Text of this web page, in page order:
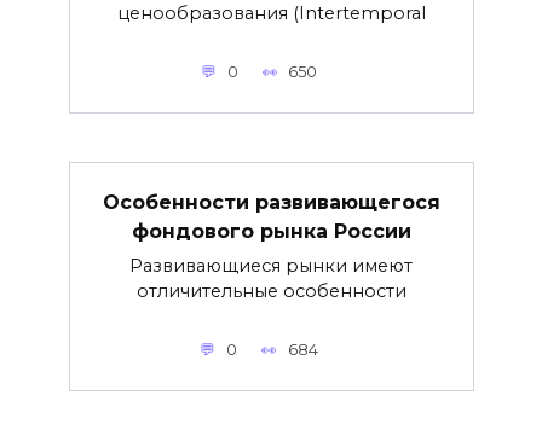
ценообразования (Intertemporal
0 650
Особенности развивающегося
фондового рынка России
Развивающиеся рынки имеют
отличительные особенности
0 684